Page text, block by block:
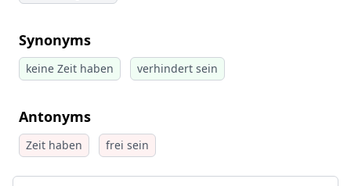
Synonyms
keine Zeit haben verhindert sein
Antonyms
Zeit haben frei sein